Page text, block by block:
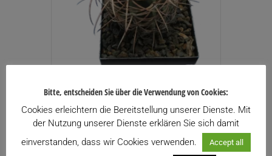
Echinocactus polycephalus
169,00 € inkl. USt.
Enthält 13% USt.
Bitte, entscheiden Sie über die Verwendung von Cookies:
Cookies erleichtern die Bereitstellung unserer Dienste. Mit
der Nutzung unserer Dienste erklären Sie sich damit
einverstanden, dass wir Cookies verwenden.
Accept all